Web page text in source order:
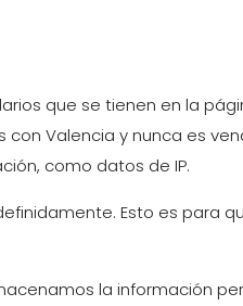
que se tienen en la
Valencia y nunca es
como datos de IP.
Esto es
la información